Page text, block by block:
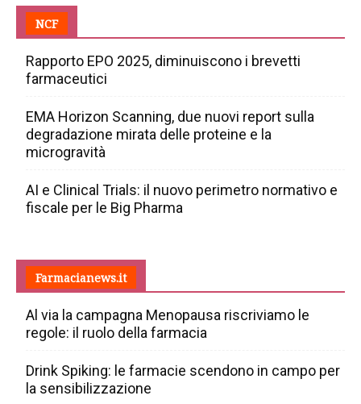
NCF
Rapporto EPO 2025, diminuiscono i brevetti
farmaceutici
EMA Horizon Scanning, due nuovi report sulla
degradazione mirata delle proteine e la
microgravità
AI e Clinical Trials: il nuovo perimetro normativo e
fiscale per le Big Pharma
Farmacianews.it
Al via la campagna Menopausa riscriviamo le
regole: il ruolo della farmacia
Drink Spiking: le farmacie scendono in campo per
la sensibilizzazione